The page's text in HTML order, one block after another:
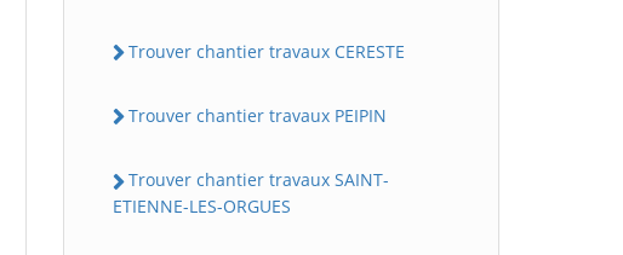
Trouver chantier travaux CERESTE
Trouver chantier travaux PEIPIN
Trouver chantier travaux SAINT-
ETIENNE-LES-ORGUES